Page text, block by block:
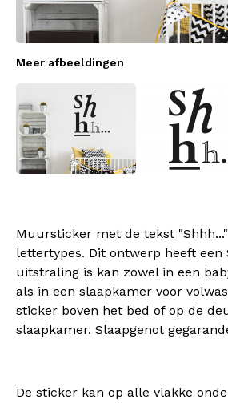
Meer afbeeldingen
Muursticker met de tekst
lettertypes. Dit ontwerp heeft een
uitstraling is kan zowel in een
als in een slaapkamer voor
sticker boven het bed of op de
slaapkamer. Slaapgenot
De sticker kan op alle vlakke